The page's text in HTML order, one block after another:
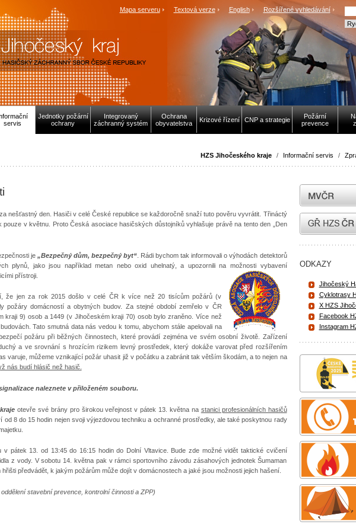
Mapa serveru Textová verze English Rozšířené vyhledávání
servis
Jednotky požární
ochrany
Integrovaný
záchranný systém
Ochrana
obyvatelstva
Krizové řízení CNP a strategie
Požární
prevence
HZS Jihočeského kraje / Informační servis /
nešťastný den. Hasiči v celé České republice se každoročně snaží tuto pověru vyvrátit. Třináctý
v květnu. Proto Česká asociace hasičských důstojníků vyhlašuje právě na tento den „Den
je „Bezpečný dům, bezpečný byt“ . Rádi bychom tak informovali o výhodách detektorů
plynů, jako jsou například metan nebo oxid uhelnatý, a upozornili na možnosti vybavení
přístroji.
že jen za rok 2015 došlo v celé ČR k více než 20 tisícům požárů (v
požáry domácností a obytných budov. Za stejné období zemřelo v ČR
kraji 9) osob a 1449 (v Jihočeském kraji 70) osob bylo zraněno. Více než
Tato smutná data nás vedou k tomu, abychom stále apelovali na
požáru při běžných činnostech, které provádí zejména ve svém osobní životě. Zařízení
a ve srovnání s hrozícím rizikem levný prostředek, který dokáže varovat před rozšířením
varuje, můžeme vznikající požár uhasit již v počátku a zabránit tak větším škodám, a to nejen na
nás budí hlásič než hasič.
naleznete v přiloženém souboru.
otevře své brány pro širokou veřejnost v pátek 13. května na stanici profesionálních hasičů
od 8 do 15 hodin nejen svoji výjezdovou techniku a ochranné prostředky, ale také poskytnou rady
pátek 13. od 13:45 do 16:15 hodin do Dolní Vltavice. Bude zde možné vidět taktické cvičení
z vody. V sobotu 14. května pak v rámci sportovního závodu zásahových jednotek Šumaman
předvádět, k jakým požárům může dojít v domácnostech a jaké jsou možnosti jejich hašení.
stavební prevence, kontrolní činnosti a ZPP)
MVČR
internetové stránky
ODKAZY
Jihočeský
Cyklotrasy
X HZS
Facebook
Instagram